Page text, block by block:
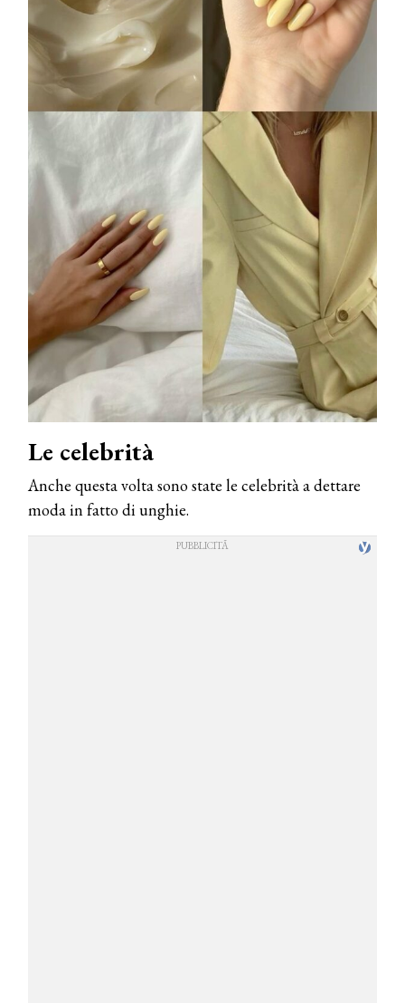
Le celebrità
Anche questa volta sono state le celebrità a dettare
moda in fatto di unghie.